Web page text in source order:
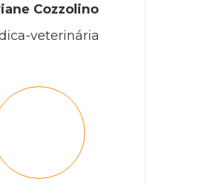
Cozzolino
veterinária